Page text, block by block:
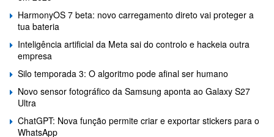
HarmonyOS 7 beta: novo carregamento direto vai proteger a
tua bateria
Inteligência artificial da Meta sai do controlo e hackeia outra
empresa
Silo temporada 3: O algoritmo pode afinal ser humano
Novo sensor fotográfico da Samsung aponta ao Galaxy S27
Ultra
ChatGPT: Nova função permite criar e exportar stickers para o
WhatsApp